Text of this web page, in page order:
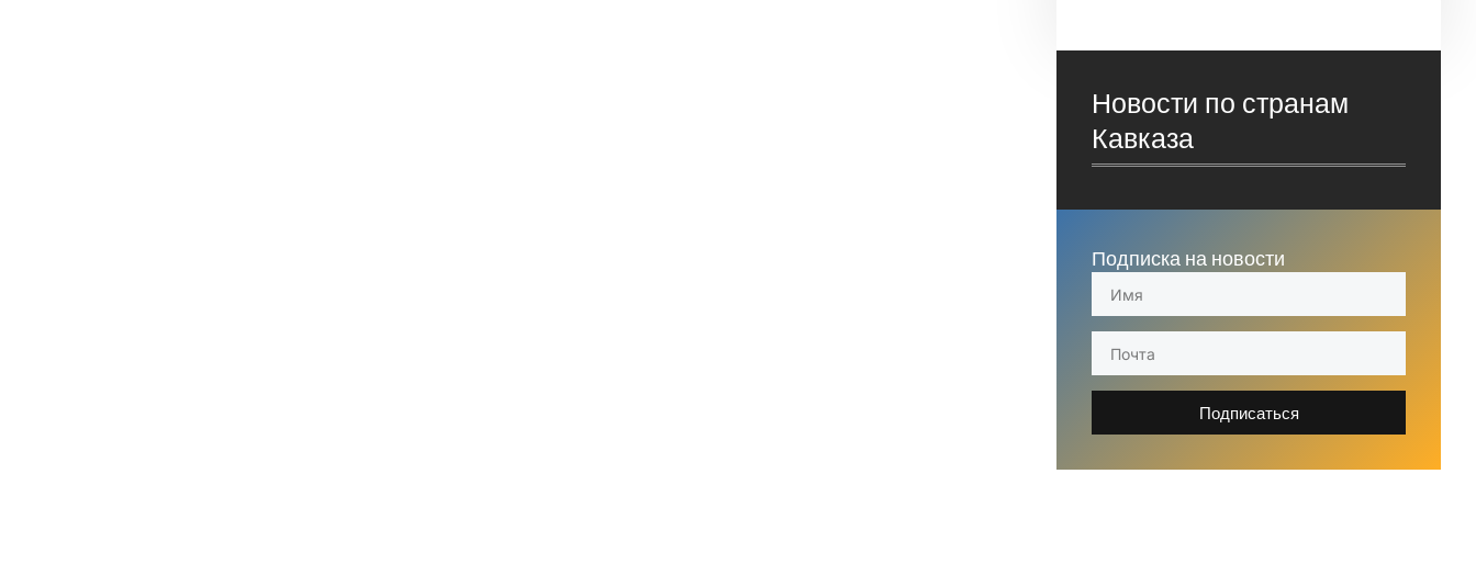
Новости по странам
Кавказа
Подписка на новости
Подписаться